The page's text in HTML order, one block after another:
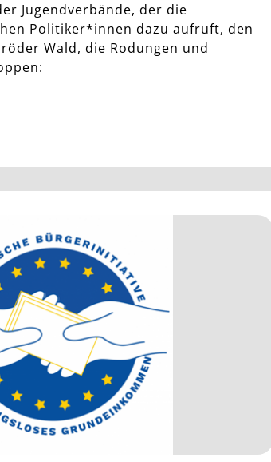
Jugendverbände, der die
Politiker*innen dazu aufruft, den
Wald, die Rodungen und